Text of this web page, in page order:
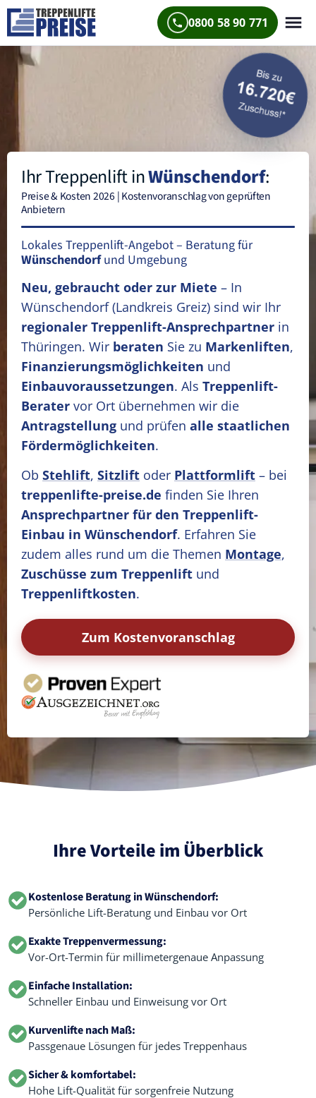
0800 58 90 771
Ihr Treppenlift inWünschendorf:
Preise & Kosten 2026 | Kostenvoranschlag von geprüften
Anbietern
Lokales Treppenlift-Angebot – Beratung für
Wünschendorfund Umgebung
Neu, gebraucht oder zur Miete – In
Wünschendorf(Landkreis Greiz) sind wir Ihr
regionaler Treppenlift-Ansprechpartner in
Thüringen. Wir beraten Sie zu Markenliften,
Finanzierungsmöglichkeiten und
Einbauvoraussetzungen. Als Treppenlift-
Berater vor Ort übernehmen wir die
Antragstellung und prüfen alle staatlichen
Fördermöglichkeiten.
Ob Stehlift, Sitzlift oder Plattformlift – bei
treppenlifte-preise.de finden Sie Ihren
Ansprechpartner für den Treppenlift-
Einbau in Wünschendorf. Erfahren Sie
zudem alles rund um die Themen Montage,
Zuschüsse zum Treppenlift und
Treppenliftkosten.
Zum Kostenvoranschlag
Ihre Vorteile im Überblick
Kostenlose Beratung in Wünschendorf:
Persönliche Lift-Beratung und Einbau vor Ort
Exakte Treppenvermessung:
Vor-Ort-Termin für millimetergenaue Anpassung
Einfache Installation:
Schneller Einbau und Einweisung vor Ort
Kurvenlifte nach Maß:
Passgenaue Lösungen für jedes Treppenhaus
Sicher & komfortabel:
Hohe Lift-Qualität für sorgenfreie Nutzung